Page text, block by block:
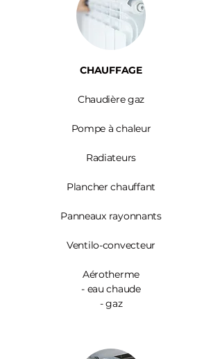
CHAUFFAGE
Chaudière gaz
Pompe à chaleur
Radiateurs
Plancher chauffant
Panneaux rayonnants
Ventilo-convecteur
Aérotherme
- eau chaude
- gaz